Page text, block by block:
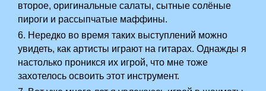
второе, оригинальные салаты, сытные солёные
пироги и рассыпчатые маффины.
6. Нередко во время таких выступлений можно
увидеть, как артисты играют на гитарах. Однажды я
настолько проникся их игрой, что мне тоже
захотелось освоить этот инструмент.